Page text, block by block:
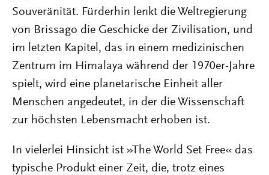
Souveränität. Fürderhin lenkt die Weltregierung
von Brissago die Geschicke der Zivilisation, und
im letzten Kapitel, das in einem medizinischen
Zentrum im Himalaya während der 1970er-Jahre
spielt, wird eine planetarische Einheit aller
Menschen angedeutet, in der die Wissenschaft
zur höchsten Lebensmacht erhoben ist.
In vielerlei Hinsicht ist »The World Set Free« das
typische Produkt einer Zeit, die, trotz eines